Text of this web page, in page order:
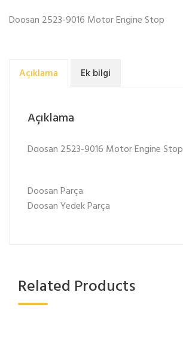
Doosan 2523-9016 Motor Engine Stop
Açıklama Ek bilgi
Açıklama
Doosan 2523-9016 Motor Engine Stop
Doosan Parça
Doosan Yedek Parça
Related Products